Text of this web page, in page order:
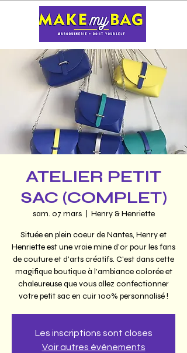
ATELIER PETIT
SAC (COMPLET)
sam. 07 mars
  |
Henry & Henriette
Située en plein coeur de Nantes, Henry et
Henriette est une vraie mine d'or pour les fans
de couture et d'arts créatifs. C'est dans cette
magifique boutique à l'ambiance colorée et
chaleureuse que vous allez confectionner
votre petit sac en cuir 100% personnalisé !
Les inscriptions sont closes
Voir autres événements